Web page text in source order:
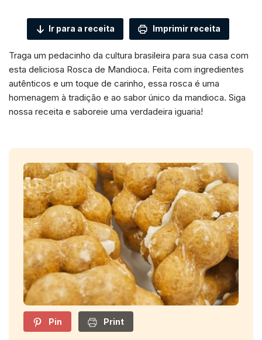
Ir para a receita Imprimir receita
Traga um pedacinho da cultura brasileira para sua casa com
esta deliciosa Rosca de Mandioca. Feita com ingredientes
autênticos e um toque de carinho, essa rosca é uma
homenagem à tradição e ao sabor único da mandioca. Siga
nossa receita e saboreie uma verdadeira iguaria!
Pin Print